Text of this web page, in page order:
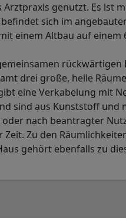
genutzt. Es ist
sich im
einem Altbau auf
drei große, helle
eine Verkabelung mit
sind aus Kunststoff und
nach beantragter
Zu den
gehört ebenfalls zu